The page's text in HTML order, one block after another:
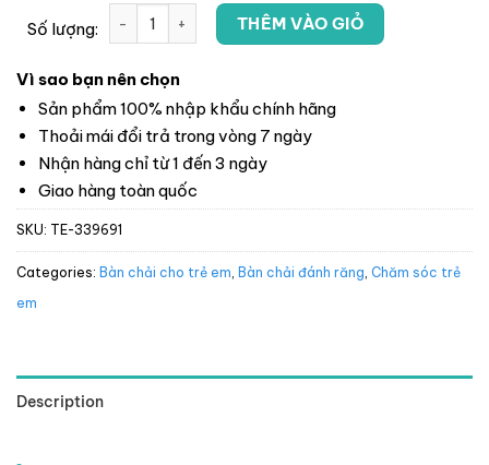
Số lượng: THÊM VÀO GIỎ
Vì sao bạn nên chọn
Sản phẩm 100% nhập khẩu chính hãng
Thoải mái đổi trả trong vòng 7 ngày
Nhận hàng chỉ từ 1 đến 3 ngày
Giao hàng toàn quốc
SKU: TE-339691
Categories: Bàn chải cho trẻ em, Bàn chải đánh răng, Chăm sóc trẻ
em
Description